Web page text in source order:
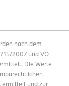
nach dem
2007 und VO
Die Werte
ermittelt und zur